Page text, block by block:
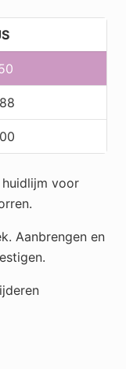
voor
Aanbrengen en